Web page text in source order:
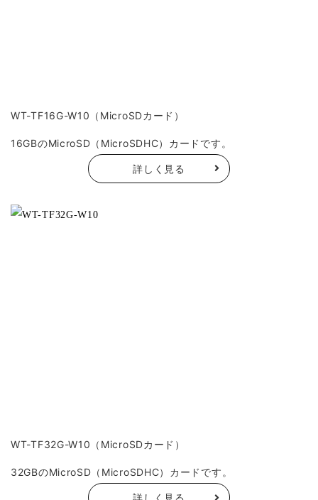
WT-TF16G-W10（MicroSDカード）
16GBのMicroSD（MicroSDHC）カードです。
詳しく見る
WT-TF32G-W10（MicroSDカード）
32GBのMicroSD（MicroSDHC）カードです。
詳しく見る